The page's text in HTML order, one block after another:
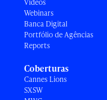
Vídeos
Webinars
Banca Digital
Portfólio de Agências
Reports
Coberturas
Cannes Lions
SXSW